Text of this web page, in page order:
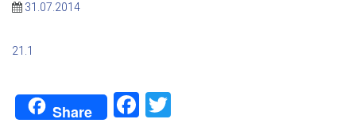
31.07.2014
21.1
Share Facebook